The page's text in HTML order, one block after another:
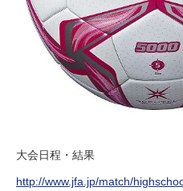
大会日程・結果
http://www.jfa.jp/match/